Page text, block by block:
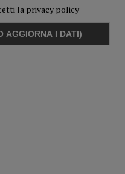
la privacy policy